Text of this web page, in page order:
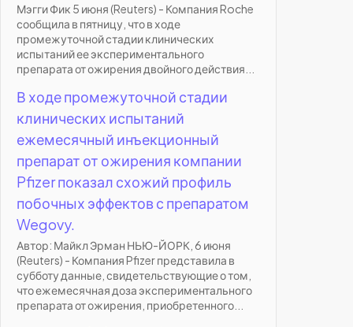
Мэгги Фик 5 июня (Reuters) - Компания Roche
сообщила в пятницу, что в ходе
промежуточной стадии клинических
испытаний ее экспериментального
препарата от ожирения двойного действия...
В ходе промежуточной стадии
клинических испытаний
ежемесячный инъекционный
препарат от ожирения компании
Pfizer показал схожий профиль
побочных эффектов с препаратом
Wegovy.
Автор: Майкл Эрман НЬЮ-ЙОРК, 6 июня
(Reuters) - Компания Pfizer представила в
субботу данные, свидетельствующие о том,
что ежемесячная доза экспериментального
препарата от ожирения, приобретенного...